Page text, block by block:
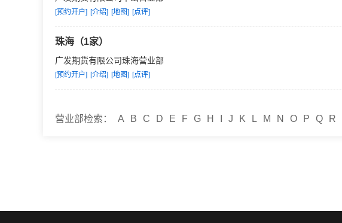
[预约开户] [介绍] [地图] [点评]
珠海（1家）
广发期货有限公司珠海营业部
[预约开户] [介绍] [地图] [点评]
营业部检索： A B C D E F G H J K L M N O P Q R